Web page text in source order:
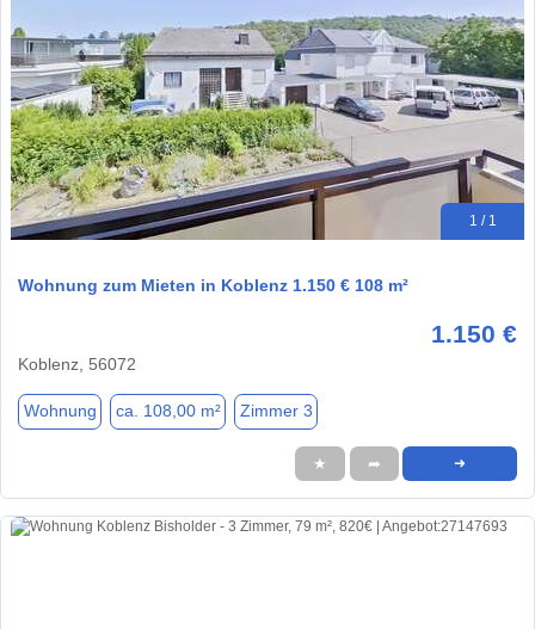
1 / 1
Wohnung zum Mieten in Koblenz 1.150 € 108 m²
1.150 €
Koblenz, 56072
Wohnung ca. 108,00 m² Zimmer 3
★ ➦ ➜